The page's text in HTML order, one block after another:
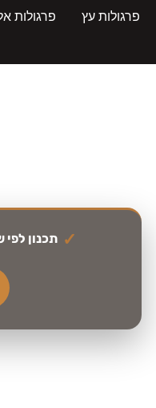
פרגולות עץ פרגולות
תכנון